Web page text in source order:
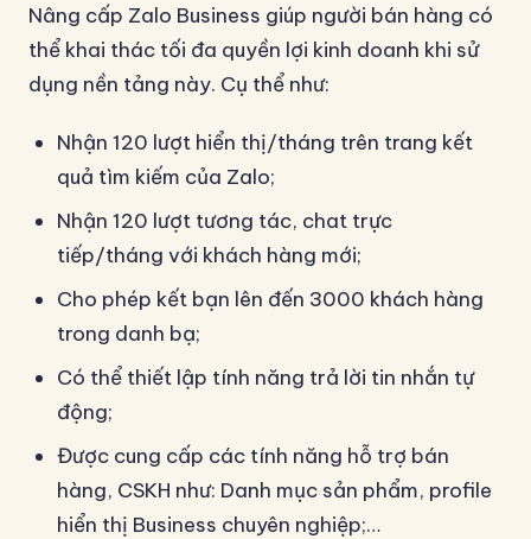
Nâng cấp Zalo Business giúp người bán hàng có
thể khai thác tối đa quyền lợi kinh doanh khi sử
dụng nền tảng này. Cụ thể như:
Nhận 120 lượt hiển thị/tháng trên trang kết
quả tìm kiếm của Zalo;
Nhận 120 lượt tương tác, chat trực
tiếp/tháng với khách hàng mới;
Cho phép kết bạn lên đến 3000 khách hàng
trong danh bạ;
Có thể thiết lập tính năng trả lời tin nhắn tự
động;
Được cung cấp các tính năng hỗ trợ bán
hàng, CSKH như: Danh mục sản phẩm, profile
hiển thị Business chuyên nghiệp;…